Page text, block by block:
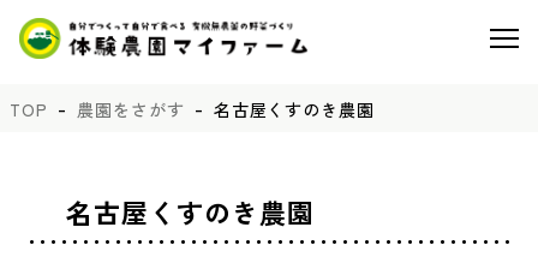
TOP 農園をさがす 名古屋くすのき農園
名古屋くすのき農園